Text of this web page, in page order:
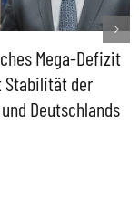
Mega-Defizit
Stabilität der
Deutschlands